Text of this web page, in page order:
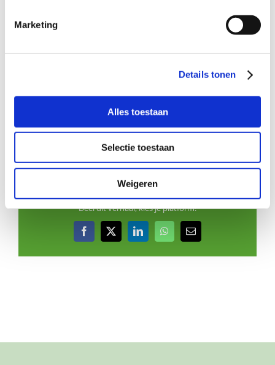
Marketing
Details tonen
Alles toestaan
Selectie toestaan
Weigeren
vialindavaneck@buurtgezinnen.nl
of telefoonnummer
06 – 53921182.
Deel dit verhaal, kies je platform!
Facebook
X LinkedInWhatsApp
E-